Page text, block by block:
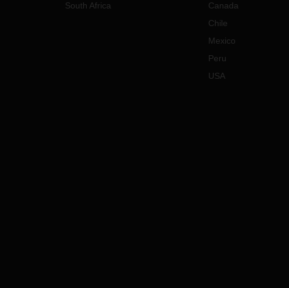
South Africa
Canada
Chile
Mexico
Peru
USA